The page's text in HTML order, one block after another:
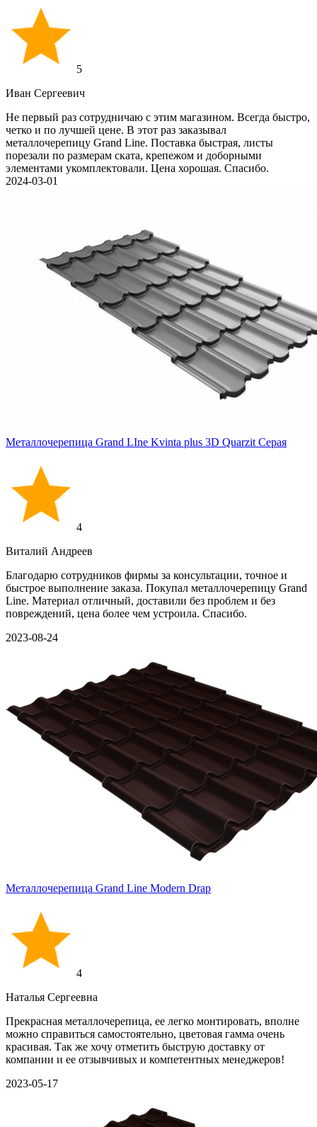
5
Иван Cергеевич
Не первый раз сотрудничаю с этим магазином. Всегда быстро,
четко и по лучшей цене. В этот раз заказывал
металлочерепицу Grand Line. Поставка быстрая, листы
порезали по размерам ската, крепежом и доборными
элементами укомплектовали. Цена хорошая. Спасибо.
2024-03-01
Металлочерепица Grand LIne Kvinta plus 3D Quarzit Серая
4
Виталий Андреев
Благодарю сотрудников фирмы за консультации, точное и
быстрое выполнение заказа. Покупал металлочерепицу Grand
Line. Материал отличный, доставили без проблем и без
повреждений, цена более чем устроила. Спасибо.
2023-08-24
Металлочерепица Grand Line Modern Drap
4
Наталья Сергеевна
Прекрасная металлочерепица, ее легко монтировать, вполне
можно справиться самостоятельно, цветовая гамма очень
красивая. Так же хочу отметить быструю доставку от
компании и ее отзывчивых и компетентных менеджеров!
2023-05-17